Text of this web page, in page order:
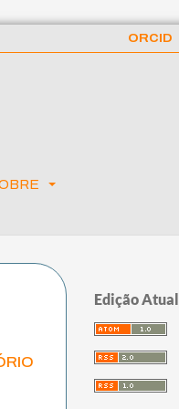
ORCID
Edição Atual